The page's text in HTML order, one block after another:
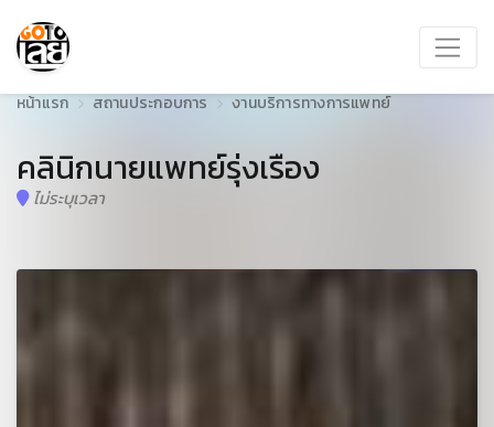
หน้าแรก สถานประกอบการ งานบริการทางการแพทย์
คลินิกนายแพทย์รุ่งเรือง
ไม่ระบุเวลา